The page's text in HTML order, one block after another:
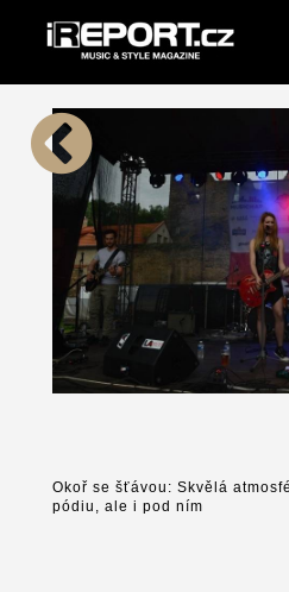
Okoř se šťávou: Skvělá
pódiu, ale i pod ním